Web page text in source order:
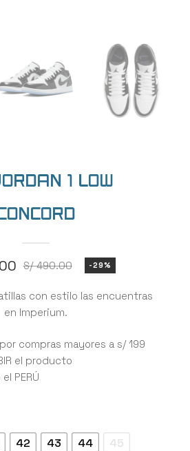
1 LOW
S/490.00 -29%
con estilo las encuentras
en Imperium.
por compras mayores a s/ 199
el producto
PERÚ
42 43 44 45